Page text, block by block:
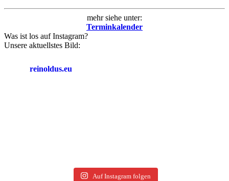
mehr siehe unter:
Terminkalender
Was ist los auf Instagram?
Unsere aktuellstes Bild:
reinoldus.eu
Auf Instagram folgen